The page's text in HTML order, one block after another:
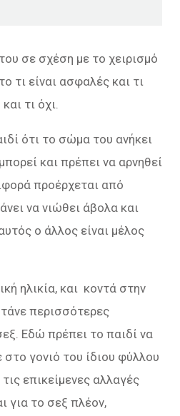
σε σχέση με το χειρισμό
τι είναι ασφαλές και τι
τι όχι.
ότι το σώμα του ανήκει
και πρέπει να αρνηθεί
προέρχεται από
να νιώθει άβολα και
ο άλλος είναι μέλος
ηλικία, και κοντά στην
περισσότερες
Εδώ πρέπει το παιδί να
γονιό του ίδιου φύλλου
επικείμενες αλλαγές
για το σεξ πλέον,